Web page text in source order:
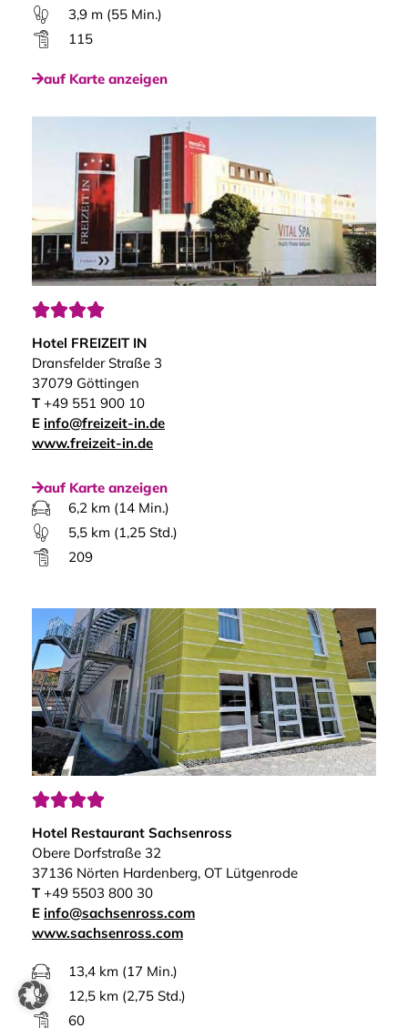
3,9 m (55 Min.)
115
auf Karte anzeigen

Hotel FREIZEIT IN
Dransfelder Straße 3
37079 Göttingen
T+49 551 900 10
E info@freizeit-in.de
www.freizeit-in.de
auf Karte anzeigen
6,2 km (14 Min.)
5,5 km (1,25 Std.)
209

Hotel Restaurant Sachsenross
Obere Dorfstraße 32
37136 Nörten Hardenberg, OT Lütgenrode
T+49 5503 800 30
E info@sachsenross.com
www.sachsenross.com
13,4 km (17 Min.)
12,5 km (2,75 Std.)
60